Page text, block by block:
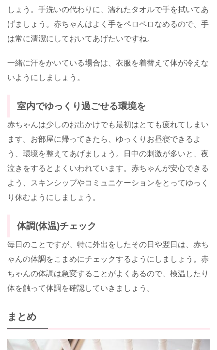
しょう。手洗いの代わりに、濡れたタオルで手を拭いてあ
げましょう。赤ちゃんはよく手をペロペロなめるので、手
は常に清潔にしておいてあげたいですね。
一緒に汗をかいている場合は、衣服を着替えて体が冷えな
いようにしましょう。
室内でゆっくり過ごせる環境を
赤ちゃんは少しのお出かけでも最初はとても疲れてしまい
ます。お部屋に帰ってきたら、ゆっくりお昼寝できるよ
う、環境を整えてあげましょう。日中の刺激が多いと、夜
泣きをするとよくいわれています。赤ちゃんが安心できる
よう、スキンシップやコミュニケーションをとってゆっく
り休むようにしましょう。
体調(体温)チェック
毎日のことですが、特に外出をしたその日や翌日は、赤ち
ゃんの体調をこまめにチェックするようにしましょう。赤
ちゃんの体調は急変することがよくあるので、検温したり
体を触って体調を確認していきましょう。
まとめ